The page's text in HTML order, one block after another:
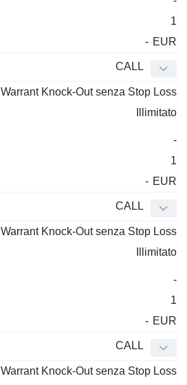
1
- EUR
CALL
Warrant Knock-Out senza Stop Loss
Illimitato
-
1
- EUR
CALL
Warrant Knock-Out senza Stop Loss
Illimitato
-
1
- EUR
CALL
Warrant Knock-Out senza Stop Loss